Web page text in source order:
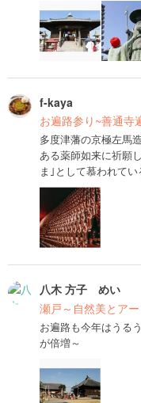
f-kaya
お遍路参り~善通寺
多度津藩の京極左馬
ある薬師如来に祈願
ま｣として慕われてい
八木 方子 めい
瀬戸～自然美とア
お遍路も今年はうる
が倍増～